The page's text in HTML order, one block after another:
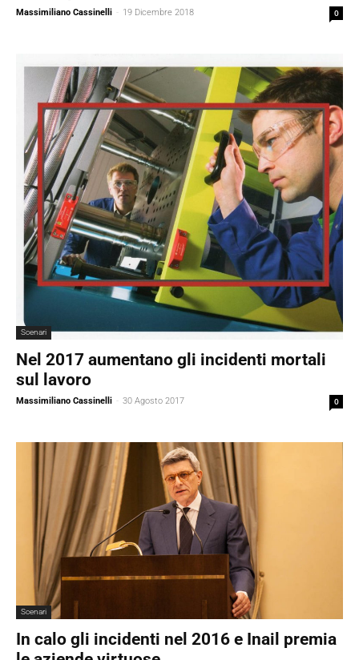
Massimiliano Cassinelli - 19 Dicembre 2018 0
Scenari
Nel 2017 aumentano gli incidenti mortali
sul lavoro
Massimiliano Cassinelli - 30 Agosto 2017 0
Scenari
In calo gli incidenti nel 2016 e Inail premia